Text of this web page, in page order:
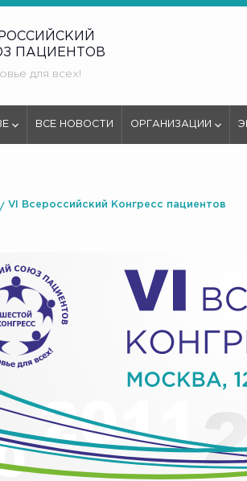
ПАЦИЕНТОВ
для всех!
ВСЕ НОВОСТИ ОРГАНИЗАЦИИ
VI Всероссийский Конгресс пациентов